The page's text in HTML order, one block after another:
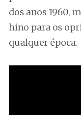
dos anos 1960,
hino para os
qualquer época.